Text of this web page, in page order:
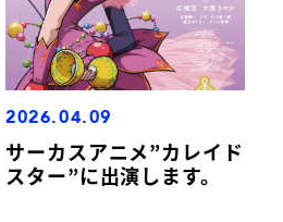
2026.04.09
サーカスアニメ”カレイド
スター”に出演します。